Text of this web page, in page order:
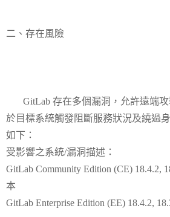
二、存在風險
GitLab 存在多個漏洞，允許遠端攻
於目標系統觸發阻斷服務狀況及繞過
如下：
受影響之系統/漏洞描述：
GitLab Community Edition (CE) 18.4.2,
本
GitLab Enterprise Edition (EE) 18.4.2,